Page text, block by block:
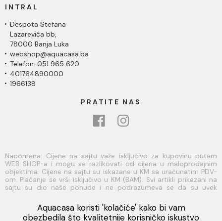
Viber
INTRAL
Despota Stefana
Lazarevića bb,
78000 Banja Luka
webshop@aquacasa.ba
Telefon: 051 965 620
401764890000
1966138
PRATITE NAS
Napomena: Cijene na sajtu važe isključivo za kupovinu putem
WEB SHOP-a i mogu se razlikovati od cijena u maloprodajnim
objektima. Cijene na sajtu su iskazane u KM sa uračunatim PDV-
om. Plaćanje se vrši isključivo u KM (BAM). Svi artikli prikazani na
sajtu su dio naše ponude i ne podrazumeva se da su uvek
su postavljeni tako da što je bolje moguće predstave svaki
proizvod ali ne možemo garantovati da su sve informacije
kompletne i bez grešaka. Sve informacije u vezi raspoloživosti
Aquacasa koristi 'kolačiće' kako bi vam
obezbedila što kvalitetnije korisničko iskustvo